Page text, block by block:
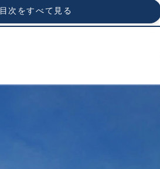
目次をすべて見る